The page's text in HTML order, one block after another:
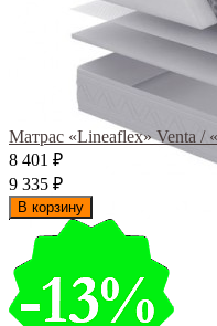
Матрас «Lineaflex» Venta /
8 401
₽
9 335 ₽
В корзину